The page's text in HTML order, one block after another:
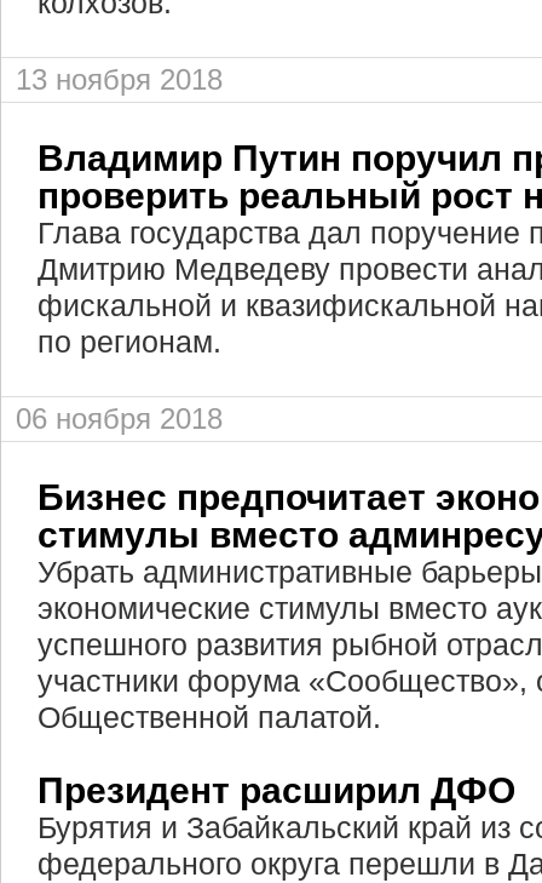
13 ноября 2018
Владимир Путин поручил
проверить реальный рост
Глава государства дал поручение
Дмитрию Медведеву провести
фискальной и квазифискальной
по регионам.
06 ноября 2018
Бизнес предпочитает
стимулы вместо
Убрать административные
экономические стимулы вместо
успешного развития рыбной
участники форума «Сообщество»,
Общественной палатой.
Президент расширил ДФО
Бурятия и Забайкальский край из
федерального округа перешли в